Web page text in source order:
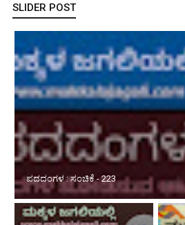
SLIDER POST
ಮಕ್ಕಳಿಗಾಗಿ ವಿಜ್ಞಾನ : ಸಂಚಿಕೆ - 134